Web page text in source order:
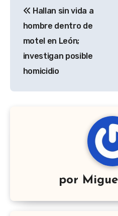
de
entradas
Hallan sin vida a
hombre dentro de
motel en León;
investigan posible
homicidio
por